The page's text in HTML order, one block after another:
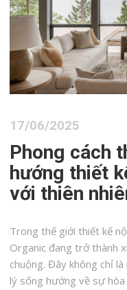
17/06/2025
Phong cách
hướng thiết
với thiên
Trong thế giới thiết kế
Organic đang trở thành
chuộng. Đây không chỉ
lý sống hướng về sự